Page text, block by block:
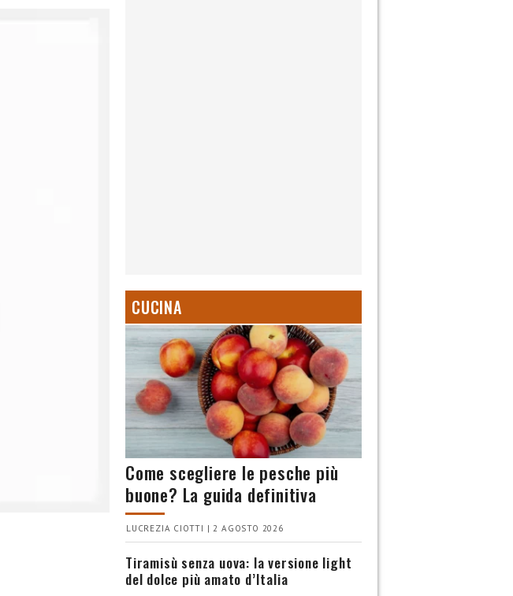
CUCINA
Come scegliere le pesche più
buone? La guida definitiva
LUCREZIA CIOTTI | 2 AGOSTO 2026
Tiramisù senza uova: la versione light
del dolce più amato d’Italia